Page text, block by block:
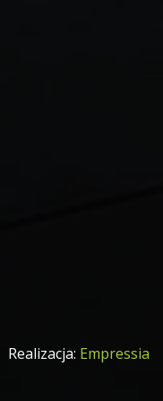
Realizacja: Empressia